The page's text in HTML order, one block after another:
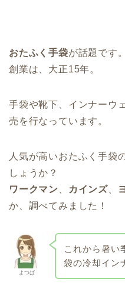
おたふく手袋が話題です。
創業は、大正15年。
手袋や靴下、インナーウ
売を行なっています。
人気が高いおたふく手袋
しょうか？
ワークマン
カインズ
か、調べてみました！
よつば
これから暑い
袋の冷却イン